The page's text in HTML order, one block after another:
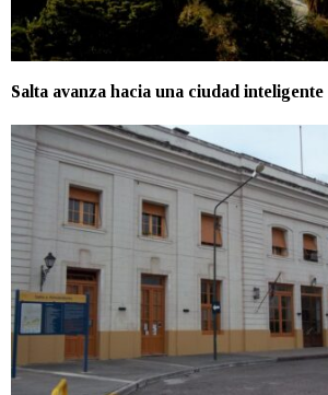
Salta avanza hacia una ciudad inteligente